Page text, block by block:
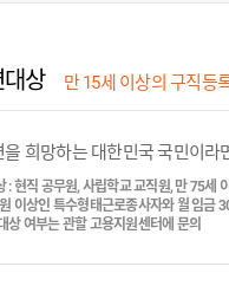
대상 만 15세 이상의 구직등
을 희망하는 대한민국 국민이라
: 현직 공무원, 사립학교 교직원, 만 75세
이상인 특수형태근로종사자와 월 임금
상 여부는 관할 고용지원센터에 문의